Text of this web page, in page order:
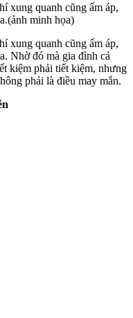
xung quanh cũng ấm áp,
minh họa)
xung quanh cũng ấm áp,
Nhờ đó mà gia đình cả
kiệm phải tiết kiệm, nhưng
phải là điều may mắn.